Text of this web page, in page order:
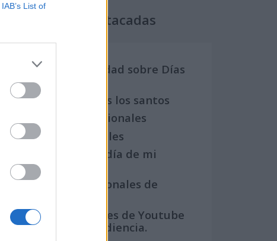
IAB’s List of
Secciones destacadas
Noticias y actualidad sobre Días
Internacionales
Onomástica. Todos los santos
Semanas Internacionales
Años Internacionales
Qué se celebra el día de mi
cumpleaños
Eventos internacionales de
Los mejores canales de Youtube
según nuestra audiencia.